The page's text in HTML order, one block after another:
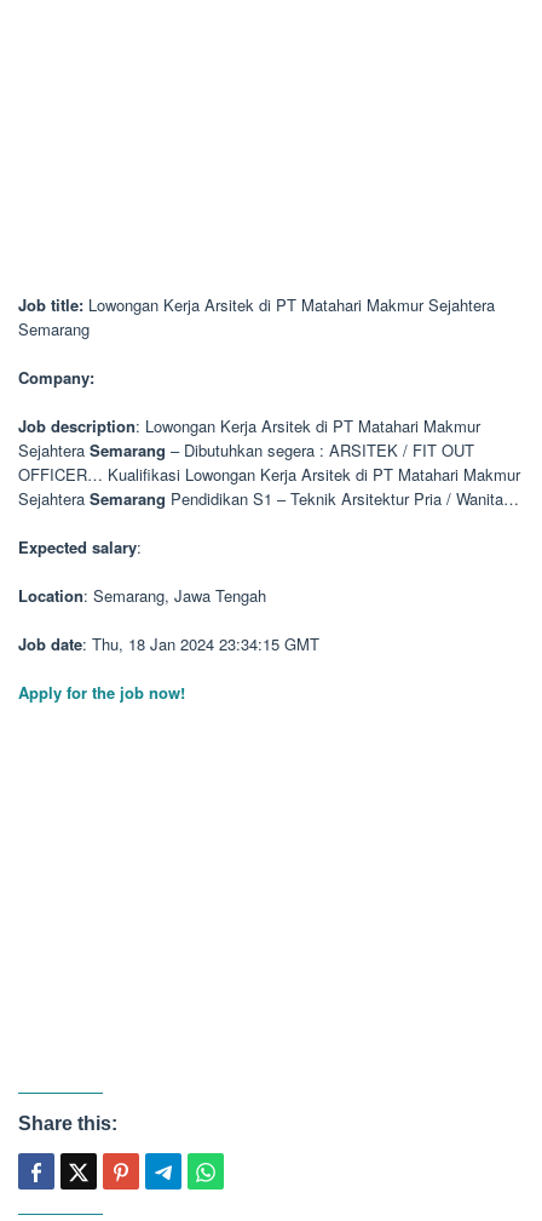
Job title: Lowongan Kerja Arsitek di PT Matahari Makmur Sejahtera
Semarang
Company:
Job description: Lowongan Kerja Arsitek di PT Matahari Makmur
Sejahtera Semarang – Dibutuhkan segera : ARSITEK / FIT OUT
OFFICER… Kualifikasi Lowongan Kerja Arsitek di PT Matahari Makmur
Sejahtera Semarang Pendidikan S1 – Teknik Arsitektur Pria / Wanita…
Expected salary:
Location: Semarang, Jawa Tengah
Job date: Thu, 18 Jan 2024 23:34:15 GMT
Apply for the job now!
Share this: